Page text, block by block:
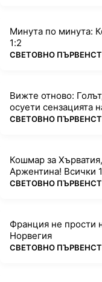
Минута по минута:
1:2
ПОВЕЧЕ ОТ
СВЕТОВНО
Вижте отново:
осуети сензацията
ПОВЕЧЕ ОТ
СВЕТОВНО
Кошмар за
Аржентина! Всички
ПОВЕЧЕ ОТ
СВЕТОВНО
Франция не прости
Норвегия
ПОВЕЧЕ ОТ
СВЕТОВНО